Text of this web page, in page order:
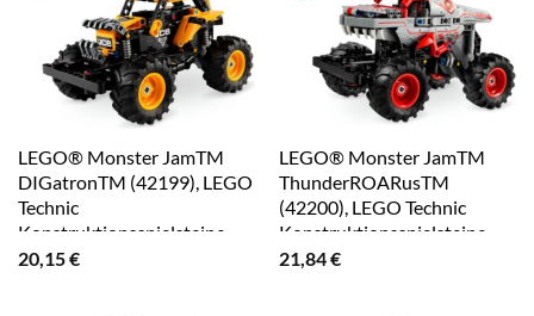
LEGO® Monster JamTM
DIGatronTM (42199), LEGO
Technic
Konstruktionsspielsteine,
(218 St), Made in Europe
20,15€
LEGO® Monster JamTM
ThunderROARusTM
(42200), LEGO Technic
Konstruktionsspielsteine,
(232 St), Made in Europe
21,84€